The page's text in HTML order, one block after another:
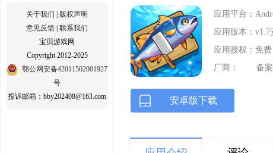
关于我们 | 版权声明
意见反馈 | 联系我们
宝贝游戏网
Copyright 2012-2025
鄂公网安备42011502001927
号
投诉邮箱：bby202408@163.com
应用平台：
应用版本：v1.7
应用授权：免费
厂商：
备案
安卓版下载